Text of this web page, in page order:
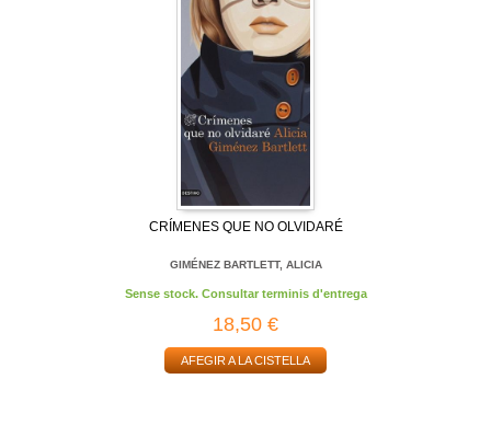
CRÍMENES QUE NO OLVIDARÉ
GIMÉNEZ BARTLETT, ALICIA
Sense stock. Consultar terminis d'entrega
18,50 €
AFEGIR A LA CISTELLA